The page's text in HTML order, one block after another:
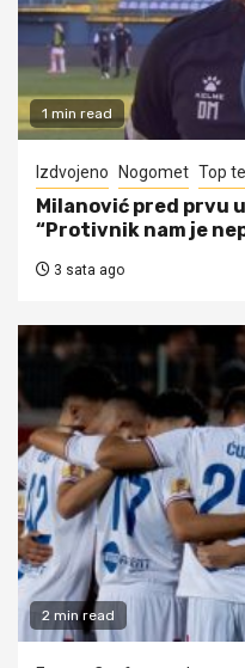
1 min read
Izdvojeno Nogomet Top
Milanović pred prvu
“Protivnik nam je
3 sata ago
2 min read